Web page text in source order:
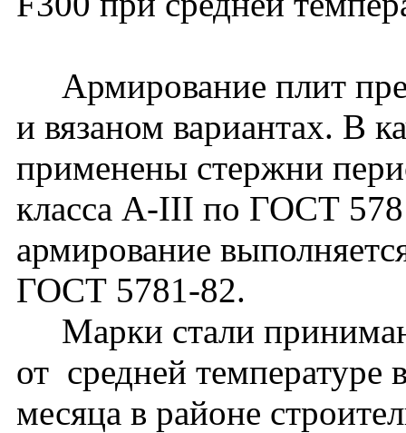
Армирование плит
и вязаном вариантах. В
применены стержни
класса А-III по ГОСТ
армирование
ГОСТ 5781-82.
Марки стали
от средней температуре
месяца в районе